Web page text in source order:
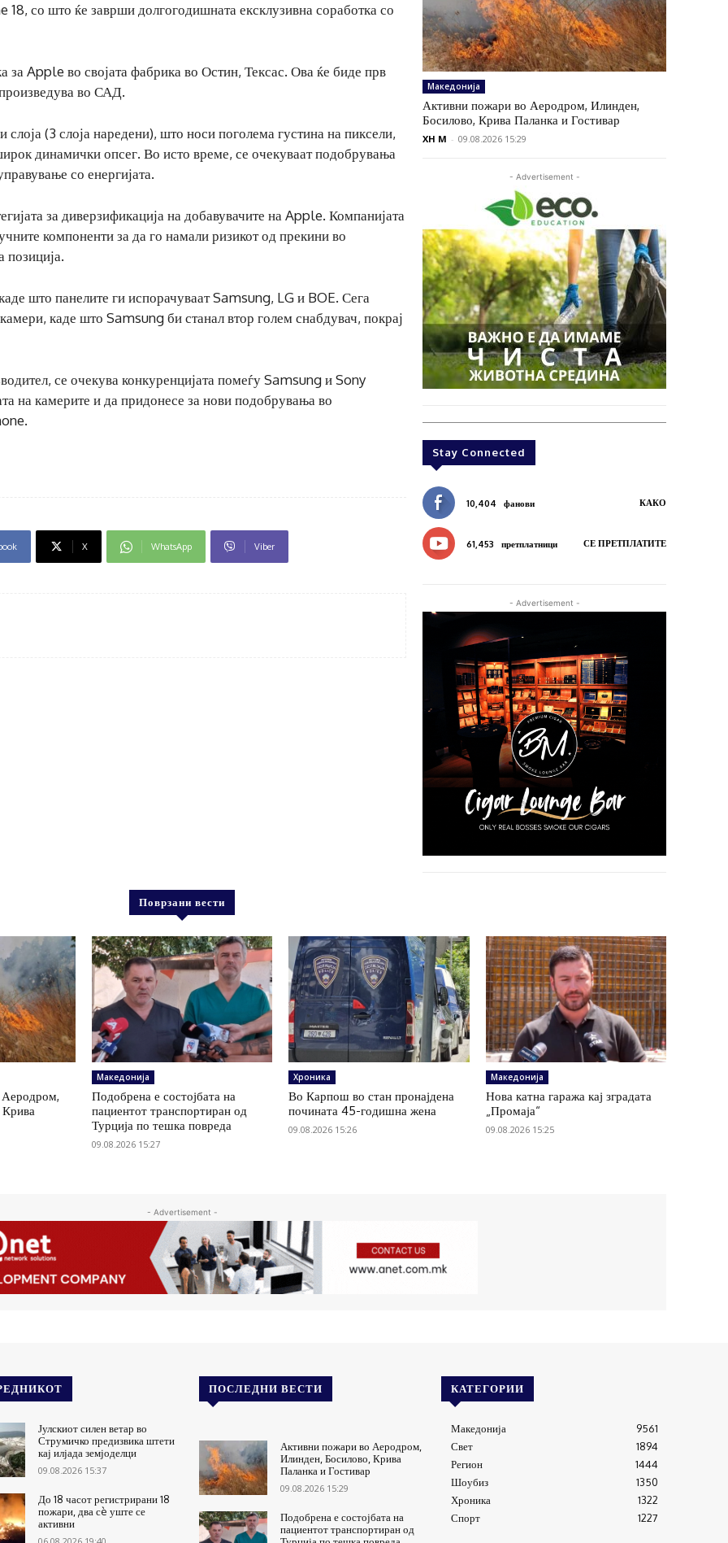
со што ќе заврши долгогодишната ексклузивна соработка со
за Apple во својата фабрика во Остин, Тексас. Ова ќе биде прв
во САД.
(3 слоја наредени), што носи поголема густина на пиксели,
динамички опсег. Во исто време, се очекуваат подобрувања
со енергијата.
за диверзификација на добавувачите на Apple. Компанијата
компоненти за да го намали ризикот од прекини во
позиција.
што панелите ги испорачуваат Samsung, LG и BOE. Сега
каде што Samsung би станал втор голем снабдувач, покрај
се очекува конкуренцијата помеѓу Samsung и Sony
на камерите и да придонесе за нови подобрувања во
X WhatsApp Viber
Македонија
Активни пожари во Аеродром, Илинден,
Босилово, Крива Паланка и Гостивар
XH M - 09.08.2026 15:29
- Advertisement -
Stay Connected
10,404 фанови КАКО
61,453 претплатници СЕ ПРЕТПЛАТИТЕ
- Advertisement -
Поврзани вести
Македонија
Подобрена е состојбата на
пациентот транспортиран од
Турција по тешка повреда
09.08.2026 15:27
Хроника
Во Карпош во стан пронајдена
почината 45-годишна жена
09.08.2026 15:26
Македонија
Нова катна гаража кај зградата
„Промаја“
09.08.2026 15:25
- Advertisement -
Јулскиот силен ветар во
Струмичко предизвика штети
кај илјада земјоделци
09.08.2026 15:37
До 18 часот регистрирани 18
пожари, два сè уште се
активни
ПОСЛЕДНИ ВЕСТИ
Активни пожари во Аеродром,
Илинден, Босилово, Крива
Паланка и Гостивар
09.08.2026 15:29
Подобрена е состојбата на
пациентот транспортиран од
КАТЕГОРИИ
Македонија
9561
Свет
1894
Регион
1444
Шоубиз
1350
Хроника
1322
Спорт
1227